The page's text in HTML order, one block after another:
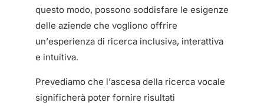
questo modo, possono soddisfare le esigenze
delle aziende che vogliono offrire
un’esperienza di ricerca inclusiva, interattiva
e intuitiva.
Prevediamo che l’ascesa della ricerca vocale
significherà poter fornire risultati